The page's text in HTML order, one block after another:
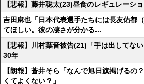
【悲報】藤井聡太(23)昼食のレギュレーシ
吉田麻也「日本代表選手たちには長友佑都
てほしい。彼の凄さが分かる...
【悲報】川村葉音被告(21)「手は出してな
30年
【朗報】蒼井そら「なんで旭日旗掲げるの
くてよくない？」